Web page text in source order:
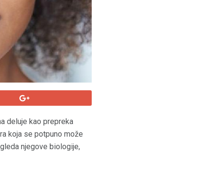
deluje kao prepreka
koja se potpuno može
njegove biologije,